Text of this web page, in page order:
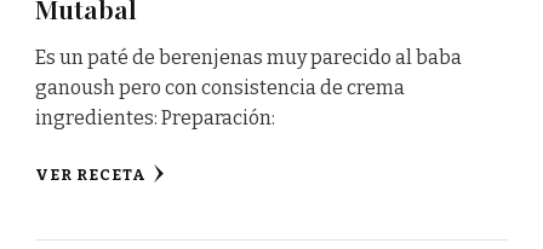
Mutabal
Es un paté de berenjenas muy parecido al baba
ganoush pero con consistencia de crema
ingredientes: Preparación:
VER RECETA